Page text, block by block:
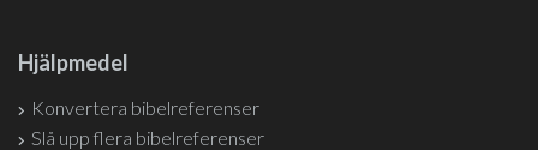
Hjälpmedel
Konvertera bibelreferenser
Slå upp flera bibelreferenser